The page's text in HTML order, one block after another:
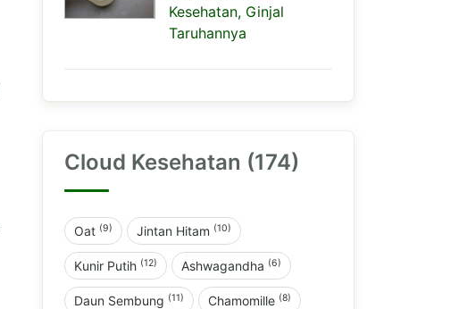
Kesehatan, Ginjal
Taruhannya
Cloud Kesehatan (174)
Oat (9) Jintan Hitam (10)
Kunir Putih (12) Ashwagandha (6)
Daun Sembung (11) Chamomille (8)